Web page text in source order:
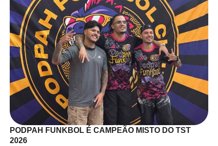
PODPAH FUNKBOL É CAMPEÃO MISTO DO TST
2026